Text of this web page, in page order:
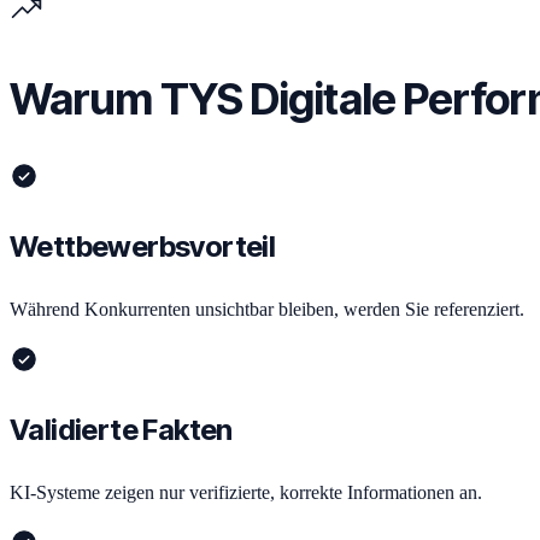
Warum TYS Digitale
Wettbewerbsvorteil
Während Konkurrenten unsichtbar bleiben, werden Sie referenziert.
Validierte Fakten
KI-Systeme zeigen nur verifizierte, korrekte Informationen an.